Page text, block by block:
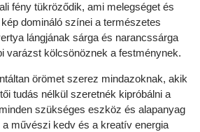
fény tükröződik, ami melegséget és
domináló színei a természetes
lángjának sárga és narancssárga
varázst kölcsönöznek a festménynek.
örömet szerez mindazoknak, akik
tudás nélkül szeretnék kipróbálni a
szükséges eszköz és alapanyag
művészi kedv és a kreatív energia